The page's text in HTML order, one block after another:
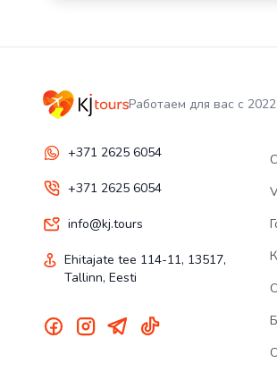
Работаем для вас с
+371 2625 6054
+371 2625 6054
info@kj.tours
Ehitajate tee 114-11, 13517,
Tallinn, Eesti